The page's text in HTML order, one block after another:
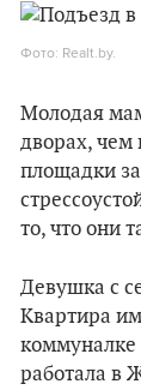
Фото: Realt.by.
Молодая
дворах, чем
площадки
то, что они
Девушка с
Квартира
коммуналке
работала в